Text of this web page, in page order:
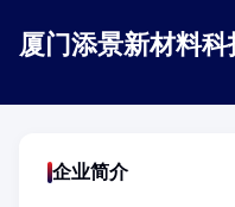
厦门添景新材料科
企业简介